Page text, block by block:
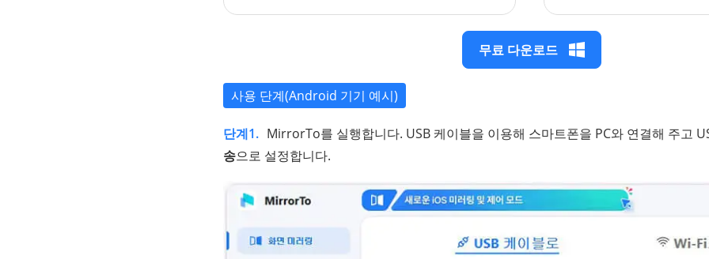
무료 다운로드
사용 단계(Android 기기 예시)
단계1. MirrorTo를 실행합니다. USB 케이블을 이용해 스마트폰을 PC와 연결해 주고
송으로 설정합니다.